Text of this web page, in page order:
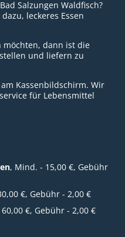
Salzungen Waldfisch?
leckeres Essen
möchten, dann ist die
und liefern zu
Kassenbildschirm. Wir
für Lebensmittel
, Mind. - 15,00 €, Gebühr
€, Gebühr - 2,00 €
€, Gebühr - 2,00 €